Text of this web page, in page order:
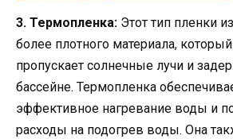
3. Термопленка: Этот тип пленки
более плотного материала,
пропускает солнечные лучи и
бассейне. Термопленка
эффективное нагревание воды и
расходы на подогрев воды. Она